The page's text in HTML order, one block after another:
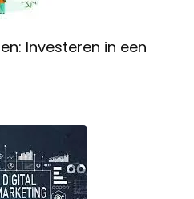
Investeren in een